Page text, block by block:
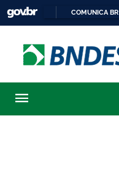
COMUNICA BR